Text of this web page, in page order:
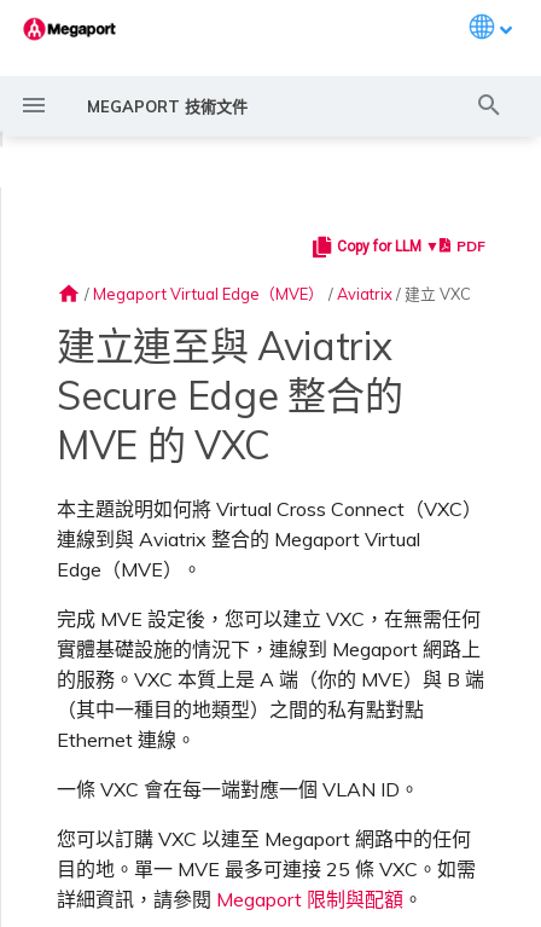
MEGAPORT 技術文件
快速開始
設定 Megaport 帳戶
概述
建立帳戶
強制多重身分驗證
提供技術支援聯絡方式
設定財務資訊
更新公司資訊
重設密碼
瞭解服務頁面
連線至 Latitude.sh
瞭解位置資訊
位置 ID
服務佈建方式
常見多雲連線情境
使用 Megaport 解決方案實
現 MPLS 網路現代化
以服務供應商身分使用
Megaport API 管理連線
Megaport 全球網狀 WAN
Megaport 上雲即服務
MACsec
IPsec
高速跨雲加密
訂購交叉連接
訂購本地迴路
鏈路聚合群組（LAG）
建立 LAG
將 Port 新增至 LAG
終止 Port
建立私有 VXC
遷移 VXC
使用服務金鑰建立連線
設定 Q-in-Q
變更合約 VXC 的速率
關閉 VXC 以進行容錯移轉測
終止 VXC
路由指南
Port
MVE
終止 Megaport Internet 連
11:11 Systems
3DS Outscale
阿里雲專線接入
Cisco Webex
Cloudflare
Google Cloud
IBM Cloud Direct Link
MCR
概述
3DS Outscale MCR 連線
阿里雲 MCR 連線
DigitalOcean MCR 連線
Google MCR 連線
IBM Cloud Direct Link MCR
Oracle MCR 連線
概述
Aruba SD-WAN
Aviatrix
Palo Alto Networks
MCR 進階 VLAN 與路由功能
MCR 備援
建立 MCR VXC
設定 MCR
使用封包過濾
在 MCR 中使用 IPsec
MCR 路由管理
路由過濾
路由通告
路由彙總
6WIND 授權網路功能
規劃部署
建立 VXC
連線 MVE
終止 MVE
規劃部署
建立 MVE
連線 MVE
終止 MVE
規劃部署
建立 MVE
建立 MVE 概述
使用系統標籤建立 MVE
手動建立 MVE
連線 MVE
終止 MVE
終止 VXC
規劃部署
建立 MVE
建立 VXC
連線 MVE
終止 MVE
規劃部署
建立 MVE
建立 MVE 概述
建立路由型 MVE
建立 SD-WAN MVE
MVE
連線 MVE
將 MPLS 與 SDCI 整合
終止 MVE
規劃部署
建立 MVE
連線 MVE
終止 MVE
基於 FGSP 設定 Fortinet 防
火牆高可用性
規劃部署
建立 MVE
使用 Juniper SSR 建立 MVE
連線 MVE
終止 MVE
Palo Alto Networks VM-
規劃部署
建立 VXC
終止 MVE
Prisma SD-WAN
Palo Alto Networks Prisma
規劃部署
建立 VXC
終止 MVE
規劃部署
建立 MVE
連線 MVE
終止 MVE
規劃部署
建立 MVE
連線 MVE
終止 MVE
規劃部署
建立 MVE
連線 MVE
終止 MVE
設定 IX
IX 需求
加入 IX
AMS-IX 連線
編輯 IX
變更合約 IX 的速率
遷移 IX
IX 工具與功能
MegaIX 功能概述
MegaIX Looking Glass（路
由診斷）
BGP 社群
建立個人檔案
申請連線
Marketplace 通知
Marketplace 常見問題
監控 MCR
監控 MVE
監控服務狀態
檢視工作階段事件日誌
管理個人檔案
設定電子郵件通知
更新公司資訊
管理最短合約期續約
管理 Megaport
Marketplace 個人檔案
管理使用者角色
Port 定價與合約條款
VXC 定價與合約條款
約條款
IX 定價與合約條款
MCR 定價與合約條款
MVE 定價與合約條款
啟用計費市場
指派財務角色
信用卡付款
瞭解 Megaport 帳單
客戶現場服務
下載帳單
Port 計費
建立 API 金鑰
管理使用者
建立服務金鑰
建立 VXC
變更 VXC 設定
建立至 AWS 的 VXC
建立至 Azure 的 VXC
快速開始
建立 Megaport Terraform
Provider 設定檔
使用 Megaport Terraform
Provider 建立和管理服務
使用 Megaport 資源進行
Terraform 狀態管理
匯入現有生產服務
使用 Terraform MCP
Megaport Terraform
啟用 Port
訂購時的錯誤
容量錯誤
Port 與 VXC
Port 或 VXC 中斷或不穩定
Port 延遲
Port 或 VXC 封包遺失
MCR 中斷或無法使用
MCR 路由
MCR BGP 工作階段中斷
MVE
MVE 中斷或無法使用
MVE 網際網路連線
SD-WAN 管理連線
IX 連線
IX BGP 路由
IX BGP 工作階段中斷
雲端服務供應商互聯位址空間
ExpressRoute 線路容量不足
建立 Juniper 私有連線
聯繫支援
支援請求入口網站
升級支援案件
傳送意見回饋
網路維護
歐盟數位服務法
Copy for LLM ▼ PDF
home / Megaport Virtual Edge（MVE） / Aviatrix /建立 VXC
建立連至與 Aviatrix
Secure Edge 整合的
MVE 的 VXC
本主題說明如何將 Virtual Cross Connect（VXC）
連線到與 Aviatrix 整合的 Megaport Virtual
Edge（MVE）。
完成 MVE 設定後，您可以建立 VXC，在無需任何
實體基礎設施的情況下，連線到 Megaport 網路上
的服務。VXC 本質上是 A 端（你的 MVE）與 B 端
（其中一種目的地類型）之間的私有點對點
Ethernet 連線。
一條 VXC 會在每一端對應一個 VLAN ID。
您可以訂購 VXC 以連至 Megaport 網路中的任何
目的地。單一 MVE 最多可連接 25 條 VXC。如需
詳細資訊，請參閱 Megaport 限制與配額 。